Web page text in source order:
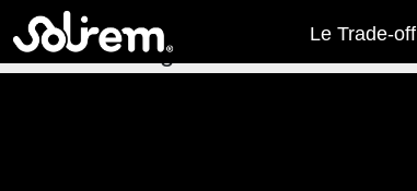
Le Trade-off
Page non trouvée